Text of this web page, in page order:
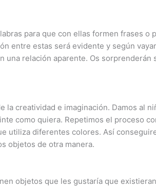
para que con ellas formen frases o
entre estas será evidente y según
una relación aparente. Os sorprenderán
la creatividad e imaginación. Damos al
como quiera. Repetimos el proceso
utiliza diferentes colores. Así
objetos de otra manera.
objetos que les gustaría que